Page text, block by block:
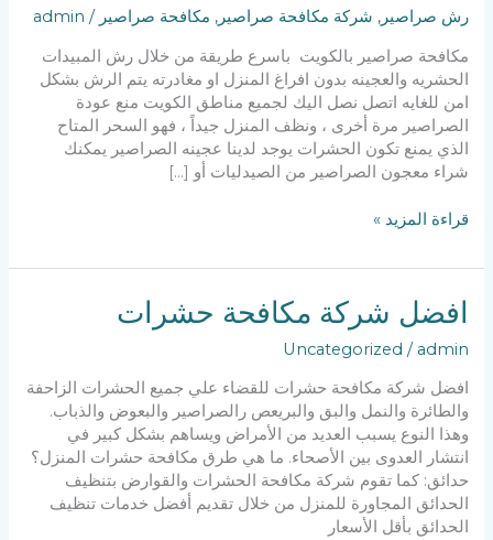
رش صراصير, شركة مكافحة صراصير, مكافحة صراصير /
admin
مكافحة صراصير بالكويت باسرع طريقة من خلال رش المبيدات
الحشريه والعجينه بدون افراغ المنزل او مغادرته يتم الرش بشكل
امن للغايه اتصل نصل اليك لجميع مناطق الكويت منع عودة
الصراصير مرة أخرى ، ونظف المنزل جيداً ، فهو السحر المتاح
الذي يمنع تكون الحشرات يوجد لدينا عجينه الصراصير يمكنك
شراء معجون الصراصير من الصيدليات أو […]
مكافحة
بالكويت
قراءة المزيد »
افضل شركة مكافحة حشرات
Uncategorized / admin
افضل شركة مكافحة حشرات للقضاء علي جميع الحشرات الزاحفة
والطائرة والنمل والبق والبريعص رالصراصير والبعوض والذباب.
وهذا النوع يسبب العديد من الأمراض ويساهم بشكل كبير في
انتشار العدوى بين الأصحاء. ما هي طرق مكافحة حشرات المنزل؟
حدائق: كما تقوم شركة مكافحة الحشرات والقوارض بتنظيف
الحدائق المجاورة للمنزل من خلال تقديم أفضل خدمات تنظيف
الحدائق بأقل الأسعار